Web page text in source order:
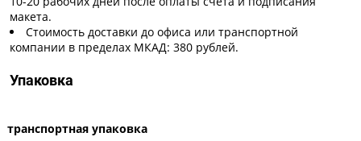
макета.
Стоимость доставки до офиса или транспортной
компании в пределах МКАД: 380 рублей.
Упаковка
транспортная упаковка